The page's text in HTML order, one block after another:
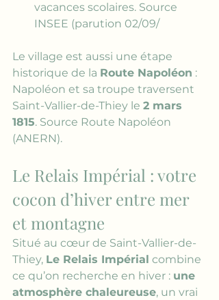
vacances scolaires. Source
INSEE (parution 02/09/
Le village est aussi une étape
historique de la Route Napoléon :
Napoléon et sa troupe traversent
Saint-Vallier-de-Thiey le 2 mars
1815. Source Route Napoléon
(ANERN).
Le Relais Impérial : votre
cocon d’hiver entre mer
et montagne
Situé au cœur de Saint-Vallier-de-
Thiey, Le Relais Impérial combine
ce qu’on recherche en hiver : une
atmosphère chaleureuse, un vrai